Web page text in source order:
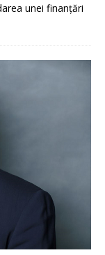
unei finanțări